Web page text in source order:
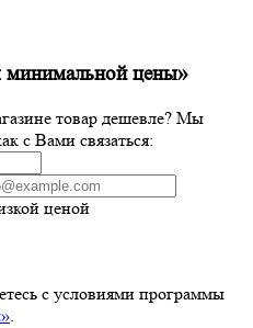
цены»
товар дешевле? Мы
с Вами связаться:
ценой
с условиями программы
.